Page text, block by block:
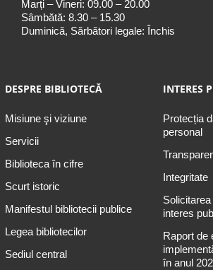
Marți – Vineri: 09.00 – 20.00
Sâmbătă: 8.30 – 15.30
Duminică, Sărbători legale: Închis
DESPRE BIBLIOTECĂ
Misiune şi viziune
Servicii
Biblioteca în cifre
Scurt istoric
Manifestul bibliotecii publice
Legea bibliotecilor
Sediul central
INTERES
Protecția
personal
Integritate
interes
Raport de
în anul